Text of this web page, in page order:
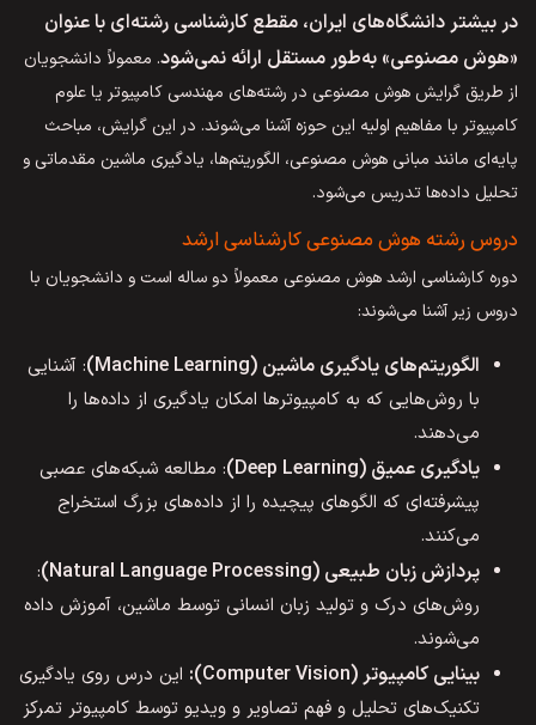
در بیشتر دانشگاه‌های ایران، مقطع کارشناسی رشته‌ای با عنوان
«هوش مصنوعی» به‌طور مستقل ارائه نمی‌شود. معمولاً دانشجویان
از طریق گرایش هوش مصنوعی در رشته‌های مهندسی کامپیوتر یا علوم
کامپیوتر با مفاهیم اولیه این حوزه آشنا می‌شوند. در این گرایش، مباحث
پایه‌ای مانند مبانی هوش مصنوعی، الگوریتم‌ها، یادگیری ماشین مقدماتی و
تحلیل داده‌ها تدریس می‌شود.
دروس رشته هوش مصنوعی کارشناسی ارشد
دوره کارشناسی ارشد هوش مصنوعی معمولاً دو ساله است و دانشجویان با
دروس زیر آشنا می‌شوند:
الگوریتم‌های یادگیری ماشین (Machine Learning)
: آشنایی
با روش‌هایی که به کامپیوترها امکان یادگیری از داده‌ها را
می‌دهند.
یادگیری عمیق (Deep Learning)
: مطالعه شبکه‌های عصبی
پیشرفته‌ای که الگوهای پیچیده را از داده‌های بزرگ استخراج
می‌کنند.
پردازش زبان طبیعی (Natural Language Processing)
:
روش‌های درک و تولید زبان انسانی توسط ماشین، آموزش داده
می‌شوند.
بینایی کامپیوتر (Computer Vision):
این درس روی یادگیری
تکنیک‌های تحلیل و فهم تصاویر و ویدیو توسط کامپیوتر تمرکز